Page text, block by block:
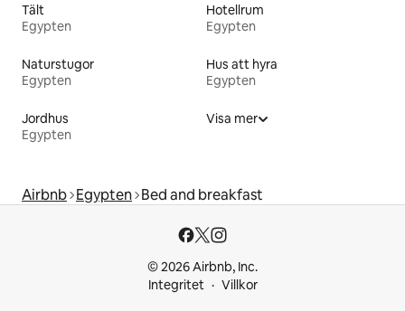
Tält
Egypten
Hotellrum
Egypten
Naturstugor
Egypten
Hus att hyra
Egypten
Jordhus
Egypten
Visa mer
Airbnb Egypten Bed and breakfast
© 2026 Airbnb, Inc.
Integritet
Villkor